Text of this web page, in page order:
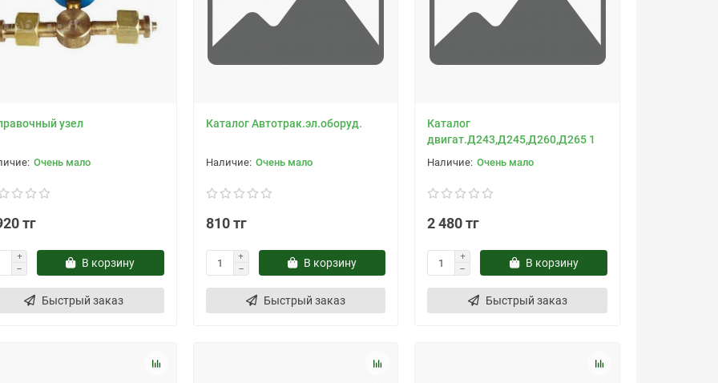
узел
Очень мало
тг
В корзину
Быстрый заказ
Каталог Автотрак.эл.оборуд.
Очень мало
810 тг
В корзину
Быстрый заказ
Каталог
двигат.Д243,Д245,Д260,Д265 1
Очень мало
2 480 тг
В корзину
Быстрый заказ